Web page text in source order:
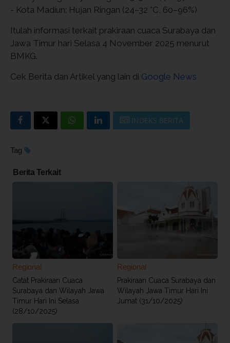
- Kota Madiun: Hujan Ringan (24–32 °C, 60–96%)
Itulah informasi terkait prakiraan cuaca Surabaya dan
Jawa Timur hari Selasa 4 November 2025 menurut
BMKG.
Cek Berita dan Artikel yang lain di Google News
INDEKS BERITA
Tag
Berita Terkait
Regional
Catat Prakiraan Cuaca
Surabaya dan Wilayah Jawa
Timur Hari Ini Selasa
(28/10/2025)
Regional
Prakiraan Cuaca Surabaya dan
Wilayah Jawa Timur Hari Ini
Jumat (31/10/2025)